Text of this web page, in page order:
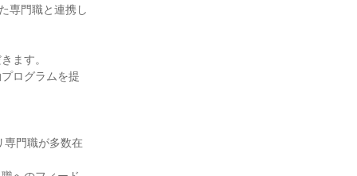
専門職と連携し
ます。
ログラムを提
専門職が多数在